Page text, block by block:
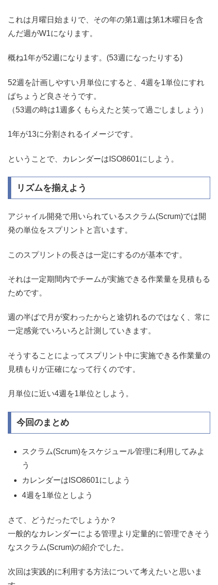
これは月曜日始まりで、その年の第1週は第1木曜日を含
んだ週がW1になります。
概ね1年が52週になります。(53週になったりする)
52週を計画しやすい月単位にすると、4週を1単位にすれ
ばちょうど良さそうです。
（53週の時は1週多くもらえたと笑って過ごしましょう）
1年が13に分割されるイメージです。
ということで、カレンダーはISO8601にしよう。
リズムを揃えよう
アジャイル開発で用いられているスクラム(Scrum)では開
発の単位をスプリントと言います。
このスプリントの長さは一定にするのが基本です。
それは一定期間内でチームが実施できる作業量を見積もる
ためです。
週の半ばで月が変わったからと途切れるのではなく、常に
一定感覚でいろいろと計測していきます。
そうすることによってスプリント中に実施できる作業量の
見積もりが正確になって行くのです。
月単位に近い4週を1単位としよう。
今回のまとめ
スクラム(Scrum)をスケジュール管理に利用してみよ
う
カレンダーはISO8601にしよう
4週を1単位としよう
さて、どうだったでしょうか？
一般的なカレンダーによる管理より定量的に管理できそう
なスクラム(Scrum)の紹介でした。
次回は実践的に利用する方法について考えたいと思いま